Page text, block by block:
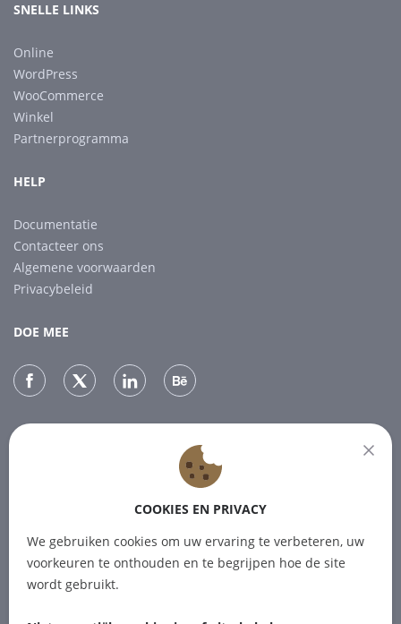
SNELLE LINKS
Online
WordPress
WooCommerce
Winkel
Partnerprogramma
HELP
Documentatie
Contacteer ons
Algemene voorwaarden
Privacybeleid
DOE MEE
Abonneer je op onze nieuwsbrief voor het laatste nieuws.
ABONNEREN
COOKIES EN PRIVACY
We gebruiken cookies om uw ervaring te verbeteren, uw
voorkeuren te onthouden en te begrijpen hoe de site
wordt gebruikt.